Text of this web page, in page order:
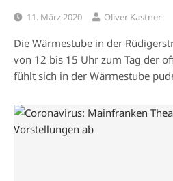
11. März 2020 Oliver Kastner
Die Wärmestube in der
von 12 bis 15 Uhr zum Tag der
fühlt sich in der Wärmestube